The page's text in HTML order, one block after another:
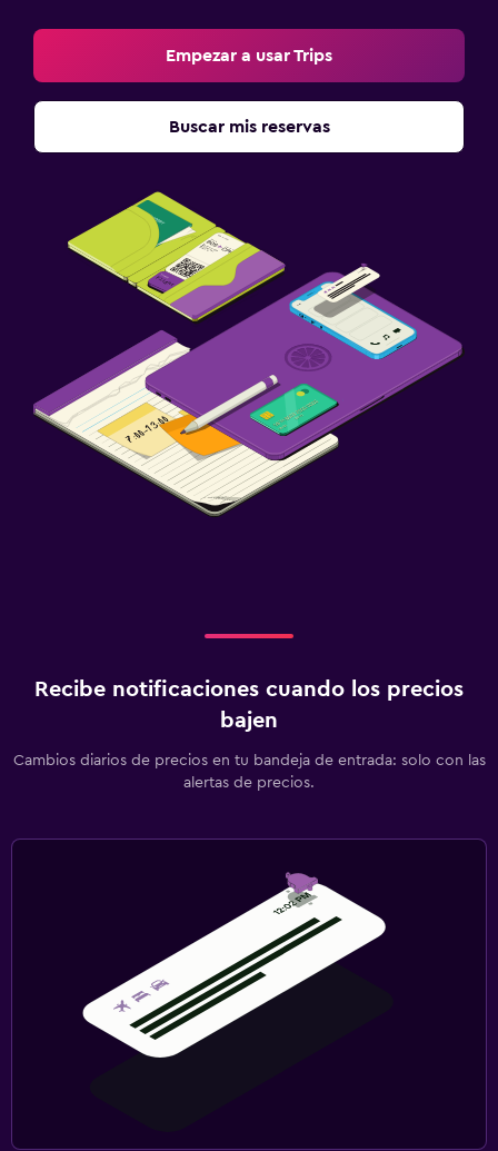
Empezar a usar Trips
Buscar mis reservas
Recibe notificaciones cuando los precios
bajen
Cambios diarios de precios en tu bandeja de entrada: solo con las
alertas de precios.